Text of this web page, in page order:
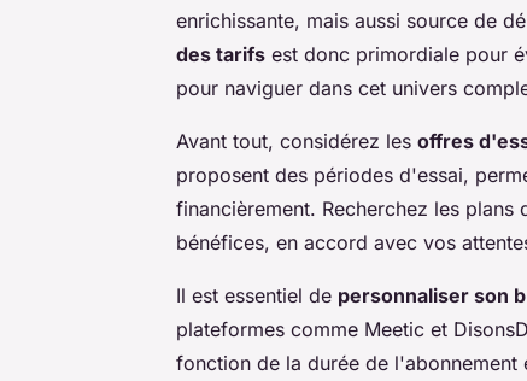
enrichissante, mais aussi source de
des tarifs est donc primordiale pour
pour naviguer dans cet univers
Avant tout, considérez les offres
proposent des périodes d'essai,
financièrement. Recherchez les
bénéfices, en accord avec vos
Il est essentiel de personnaliser son
plateformes comme Meetic et
fonction de la durée de l'abonnement